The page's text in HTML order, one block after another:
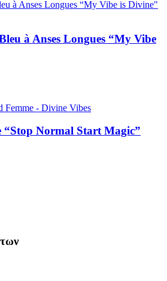
à Anses Longues “My Vibe
“Stop Normal Start Magic”